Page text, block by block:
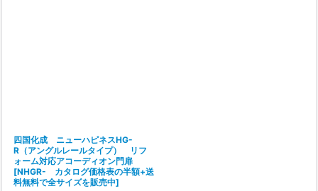
四国化成 ニューハピネスHG-
R（アングルレールタイプ） リフ
ォーム対応アコーディオン門扉
[NHGR- カタログ価格表の半額+送
料無料で全サイズを販売中]